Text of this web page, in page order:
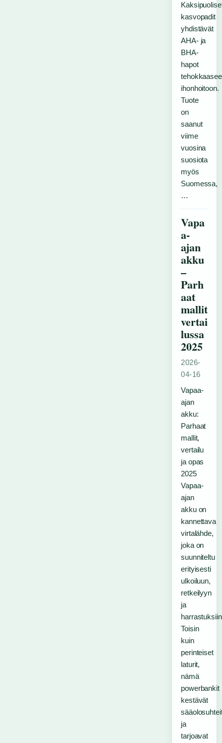
kasvopadit
yhdistävät
AHA- ja
BHA-
hapot
ihonhoitoon.
Tuote
on
saanut
viime
vuosina
suosiota
myös
Suomessa,
…
Vapa
a-
ajan
akku
–
Parh
aat
mallit
vertai
lussa
2025
2026-
04-16
Vapaa-
ajan
akku:
Parhaat
mallit,
vertailu
ja opas
2025
Vapaa-
ajan
akku on
kannettava
virtalähde,
joka on
suunniteltu
erityisesti
ulkoiluun,
retkeilyyn
ja
Toisin
kuin
perinteiset
laturit,
nämä
powerbankit
kestävät
ja
tarjoavat